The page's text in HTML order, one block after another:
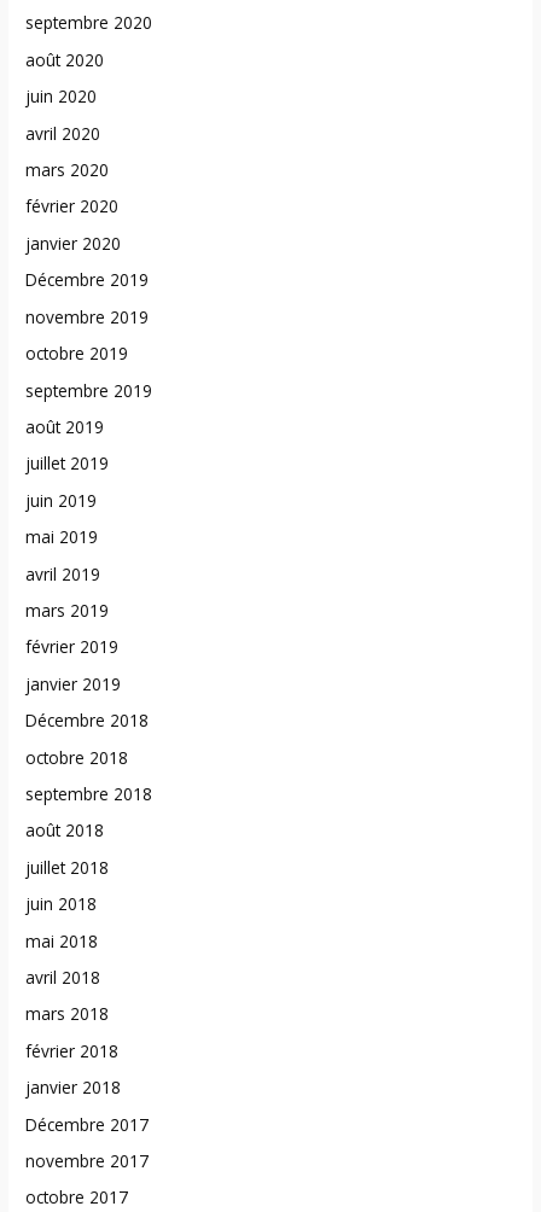
septembre 2020
août 2020
juin 2020
avril 2020
mars 2020
février 2020
janvier 2020
Décembre 2019
novembre 2019
octobre 2019
septembre 2019
août 2019
juillet 2019
juin 2019
mai 2019
avril 2019
mars 2019
février 2019
janvier 2019
Décembre 2018
octobre 2018
septembre 2018
août 2018
juillet 2018
juin 2018
mai 2018
avril 2018
mars 2018
février 2018
janvier 2018
Décembre 2017
novembre 2017
octobre 2017